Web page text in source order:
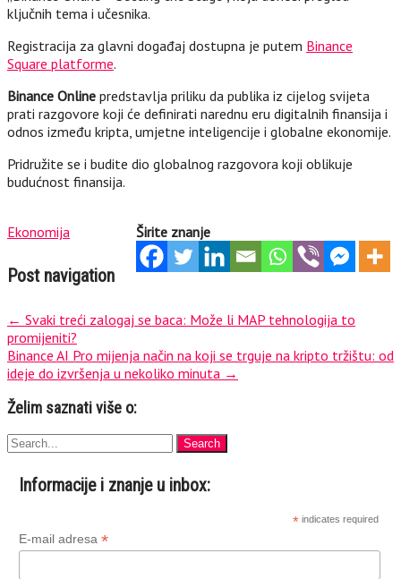
ključnih tema i učesnika.
Registracija za glavni događaj dostupna je putem Binance
Square platforme.
Binance Online predstavlja priliku da publika iz cijelog svijeta
prati razgovore koji će definirati narednu eru digitalnih finansija i
odnos između kripta, umjetne inteligencije i globalne ekonomije.
Pridružite se i budite dio globalnog razgovora koji oblikuje
budućnost finansija.
Širite znanje
Ekonomija
Post navigation
← Svaki treći zalogaj se baca: Može li MAP tehnologija to
promijeniti?
Binance AI Pro mijenja način na koji se trguje na kripto tržištu: od
ideje do izvršenja u nekoliko minuta →
Želim saznati više o:
Informacije i znanje u inbox:
* indicates required
E-mail adresa *